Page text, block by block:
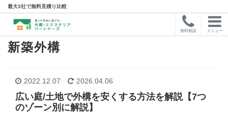
最大3社で無料見積り比較
無料相談 メニュー
新築外構
2022.12.07 2026.04.06
広い庭/土地で外構を安くする方法を解説【7つ
のゾーン別に解説】